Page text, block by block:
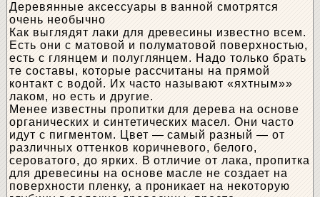
Деревянные аксессуары в ванной смотрятся
очень необычно
Как выглядят лаки для древесины известно всем.
Есть они с матовой и полуматовой поверхностью,
есть с глянцем и полуглянцем. Надо только брать
те составы, которые рассчитаны на прямой
контакт с водой. Их часто называют «яхтным»»
лаком, но есть и другие.
Менее известны пропитки для дерева на основе
органических и синтетических масел. Они часто
идут с пигментом. Цвет — самый разный — от
различных оттенков коричневого, белого,
сероватого, до ярких. В отличие от лака, пропитка
для древесины на основе масле не создает на
поверхности пленку, а проникает на некоторую